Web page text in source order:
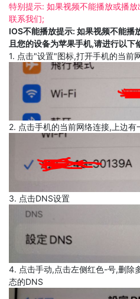
特别提示: 如果视频不能播放或播
联系我们;
IOS不能播放提示: 如果视频不能播
且您的设备为苹果手机,请进行以下
1. 点击"设置"图标,打开手机的当前
2. 点击手机的当前网络连接,上边
3. 点击DNS设置
4. 点击手动,点击左侧红色-号,删除
态的DNS